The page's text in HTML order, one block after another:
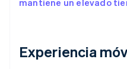
mantiene un elevado
Experiencia